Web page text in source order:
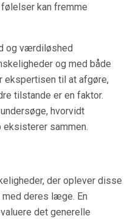
kan fremme
og værdiløshed
og med både
ekspertisen til at afgøre,
tilstande er en faktor.
hvorvidt
sammen.
der oplever disse
deres læge. En
det generelle